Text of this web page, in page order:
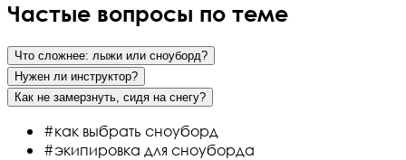
Частые вопросы по теме
Что сложнее: лыжи или сноуборд?
Нужен ли инструктор?
Как не замерзнуть, сидя на снегу?
#как выбрать сноуборд
#экипировка для сноуборда